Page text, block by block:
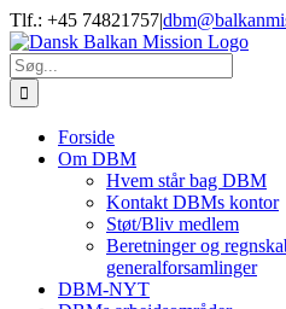
Skip
to
content
Tlf.: +45 74821757|
Søg
efter:
Forside
Om DBM
Hvem står bag DBM
Kontakt DBMs kontor
Støt/Bliv medlem
Beretninger og
generalforsamlinger
DBM-NYT